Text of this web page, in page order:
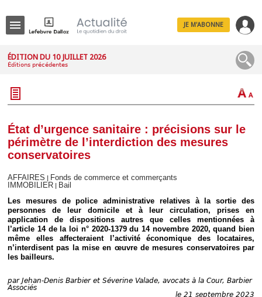
JE M'ABONNE
ÉDITION DU 10 JUILLET 2026
Éditions précédentes
État d’urgence sanitaire : précisions sur le
périmètre de l’interdiction des mesures
conservatoires
AFFAIRES
Fonds de commerce et commerçants
IMMOBILIER
Bail
Les mesures de police administrative relatives à la sortie des
personnes de leur domicile et à leur circulation, prises en
application de dispositions autres que celles mentionnées à
l’article 14 de la loi n° 2020-1379 du 14 novembre 2020, quand bien
même elles affecteraient l’activité économique des locataires,
n’interdisent pas la mise en œuvre de mesures conservatoires par
les bailleurs.
par Jehan-Denis Barbier et Séverine Valade, avocats à la Cour, Barbier
Associés
le 21 septembre 2023